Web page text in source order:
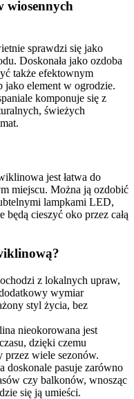
wiosennych
sprawdzi się jako
Doskonała jako ozdoba
także efektownym
jako element w ogrodzie.
komponuje się z
świeżych
jest łatwa do
miejscu. Można ją ozdobić
lampkami LED,
cieszyć oko przez całą
z lokalnych upraw,
wymiar
styl życia, bez
nieokorowana jest
dzięki czemu
przez wiele sezonów.
doskonale pasuje zarówno
czy balkonów, wnosząc
się ją umieści.